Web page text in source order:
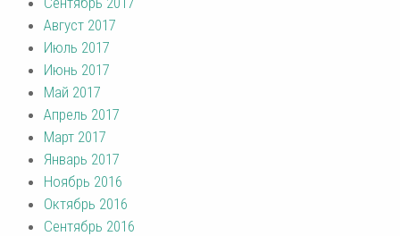
Август 2017
Июль 2017
Июнь 2017
Май 2017
Апрель 2017
Март 2017
Январь 2017
Ноябрь 2016
Октябрь 2016
Сентябрь 2016